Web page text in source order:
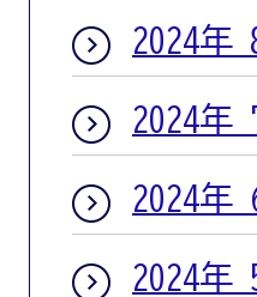
2024年
2024年
2024年
2024年